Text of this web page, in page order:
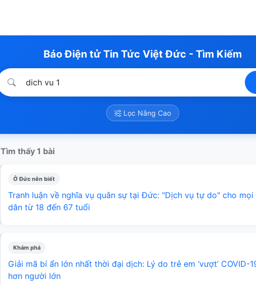
Báo Điện tử Tin Tức Việt Đức - Tìm Kiếm
Lọc Nâng Cao
Tìm thấy 1 bài
Ở Đức nên biết
Tranh luận về nghĩa vụ quân sự tại Đức: "Dịch vụ tự do" cho mọi
dân từ 18 đến 67 tuổi
Khám phá
Giải mã bí ẩn lớn nhất thời đại dịch: Lý do trẻ em ‘vượt’ COVID-
hơn người lớn